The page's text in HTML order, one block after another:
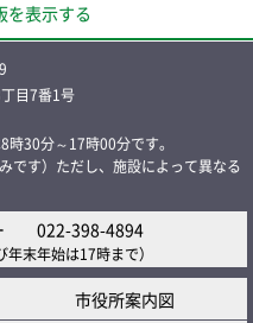
を表示する
目7番1号
30分～17時00分です。
です）ただし、施設によって異なる
022-398-4894
年末年始は17時まで）
市役所案内図